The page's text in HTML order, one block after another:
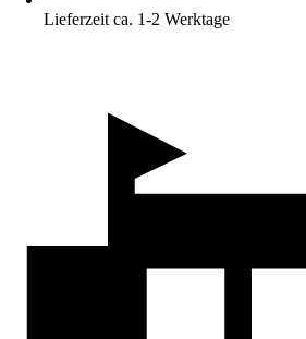
Lieferzeit ca. 1-2 Werktage